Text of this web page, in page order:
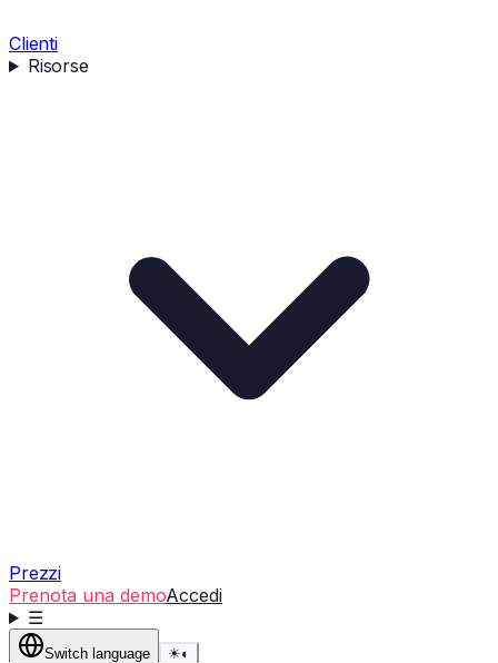
Clienti
Risorse
Prezzi
Prenota una demoAccedi
☰
Switch language ☀◐